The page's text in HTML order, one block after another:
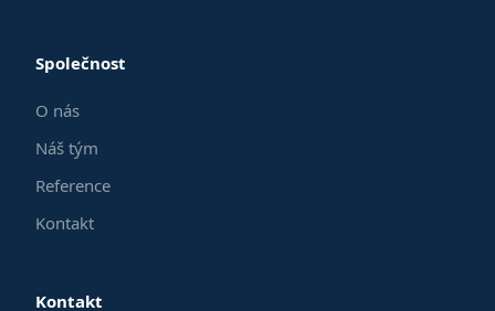
Společnost
O nás
Náš tým
Reference
Kontakt
Kontakt